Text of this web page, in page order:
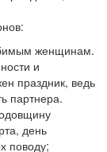
женщинам.
и
праздник, ведь
партнера.
день
поводу;